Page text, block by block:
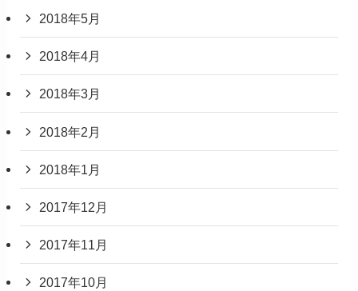
2018年5月
2018年4月
2018年3月
2018年2月
2018年1月
2017年12月
2017年11月
2017年10月